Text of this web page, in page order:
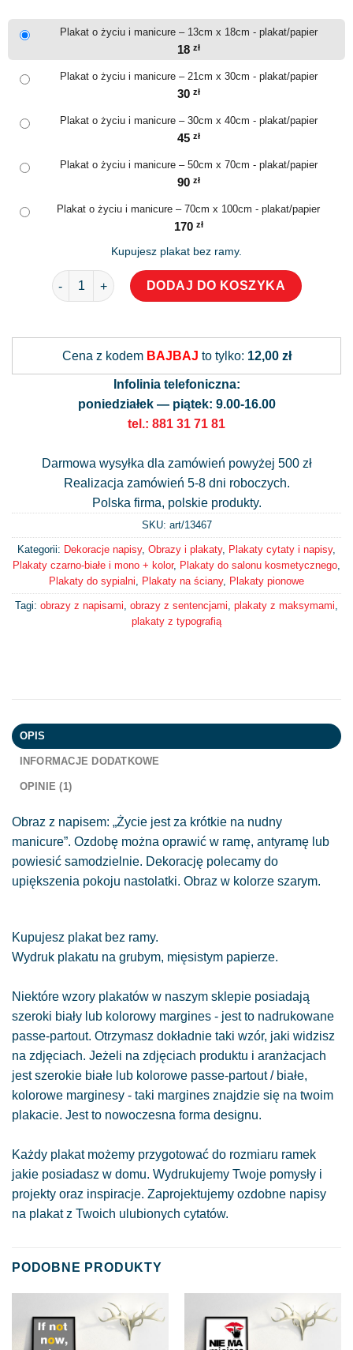
Plakat o życiu i manicure – 13cm x 18cm - plakat/papier
18 zł
Plakat o życiu i manicure – 21cm x 30cm - plakat/papier
30 zł
Plakat o życiu i manicure – 30cm x 40cm - plakat/papier
45 zł
Plakat o życiu i manicure – 50cm x 70cm - plakat/papier
90 zł
Plakat o życiu i manicure – 70cm x 100cm - plakat/papier
170 zł
Kupujesz plakat bez ramy.
ilość Plakat o życiu i manicure
DODAJ DO KOSZYKA
Cena z kodem BAJBAJ to tylko: 12,00 zł
Infolinia telefoniczna:
poniedziałek — piątek: 9.00-16.00
tel.: 881 31 71 81
Darmowa wysyłka dla zamówień powyżej 500 zł
Realizacja zamówień 5-8 dni roboczych.
Polska firma, polskie produkty.
SKU: art/13467
Kategorii: Dekoracje napisy, Obrazy i plakaty, Plakaty cytaty i napisy,
Plakaty czarno-białe i mono + kolor, Plakaty do salonu kosmetycznego
Plakaty do sypialni
Plakaty na ściany, Plakaty pionowe
Tagi: obrazy z napisami obrazy z sentencjami plakaty z maksymami
plakaty z typografią
OPIS
INFORMACJE DODATKOWE
OPINIE (1)
Obraz z napisem: „Życie jest za krótkie na nudny
manicure”. Ozdobę można oprawić w ramę, antyramę lub
powiesić samodzielnie. Dekorację polecamy do
upiększenia pokoju nastolatki. Obraz w kolorze szarym.
Kupujesz plakat bez ramy.
Wydruk plakatu na grubym, mięsistym papierze.
Niektóre wzory plakatów w naszym sklepie posiadają
szeroki biały lub kolorowy margines - jest to nadrukowane
passe-partout. Otrzymasz dokładnie taki wzór, jaki widzisz
na zdjęciach. Jeżeli na zdjęciach produktu i aranżacjach
jest szerokie białe lub kolorowe passe-partout / białe,
kolorowe marginesy - taki margines znajdzie się na twoim
plakacie. Jest to nowoczesna forma designu.
Każdy plakat możemy przygotować do rozmiaru ramek
jakie posiadasz w domu. Wydrukujemy Twoje pomysły i
projekty oraz inspiracje. Zaprojektujemy ozdobne napisy
na plakat z Twoich ulubionych cytatów.
PODOBNE PRODUKTY